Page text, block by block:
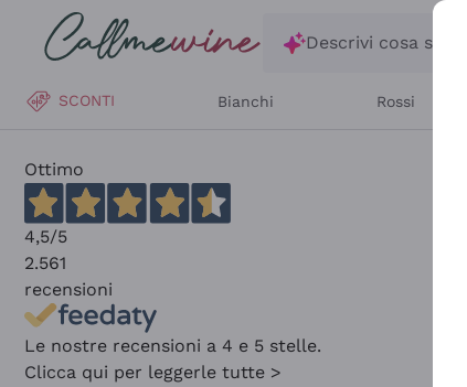
Salta al contenuto principale
Descrivi cosa stai
SCONTI Bianchi Rossi
Ottimo
4,5/5
2.561
recensioni
Le nostre recensioni a 4 e 5 stelle.
Clicca qui per leggerle tutte >